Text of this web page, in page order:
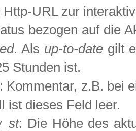
Http-URL zur
bezogen auf die
. Als up-to-date gilt
Stunden ist.
: Kommentar, z.B. bei
ist dieses Feld leer.
: Die Höhe des